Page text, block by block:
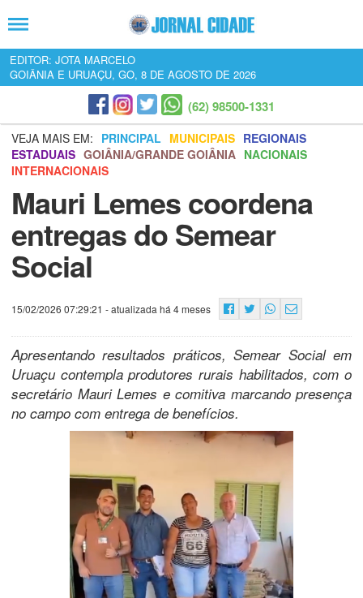
EDITOR: JOTA MARCELO
GOIÂNIA E URUAÇU, GO, 8 DE AGOSTO DE 2026
(62) 98500-1331
VEJA MAIS EM: PRINCIPAL MUNICIPAIS REGIONAIS
ESTADUAIS GOIÂNIA/GRANDE GOIÂNIA NACIONAIS
INTERNACIONAIS
Mauri Lemes coordena
entregas do Semear
Social
15/02/2026 07:29:21 - atualizada há 4 meses
Apresentando resultados práticos, Semear Social em
Uruaçu contempla produtores rurais habilitados, com o
secretário Mauri Lemes e comitiva marcando presença
no campo com entrega de benefícios.